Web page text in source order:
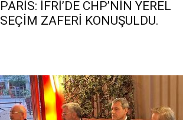
PARİS: İFRİ’DE CHP’NİN YEREL
SEÇİM ZAFERİ KONUŞULDU.